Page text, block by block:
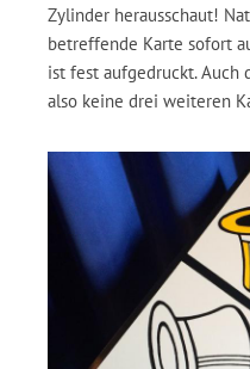
Zylinder herausschaut!
betreffende Karte sofort
ist fest aufgedruckt. Auch
also keine drei weiteren